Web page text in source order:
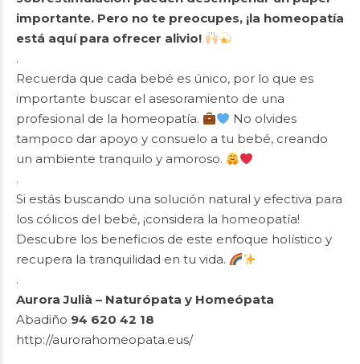
importante. Pero no te preocupes, ¡la homeopatía
está aquí para ofrecer alivio!
.
Recuerda que cada bebé es único, por lo que es
importante buscar el asesoramiento de una
profesional de la homeopatía.
No olvides
tampoco dar apoyo y consuelo a tu bebé, creando
un ambiente tranquilo y amoroso.
.
Si estás buscando una solución natural y efectiva para
los cólicos del bebé, ¡considera la homeopatía!
Descubre los beneficios de este enfoque holístico y
recupera la tranquilidad en tu vida.
.
Aurora Julià – Naturópata y Homeópata
Abadiño 94 620 42 18
http://aurorahomeopata.eus/